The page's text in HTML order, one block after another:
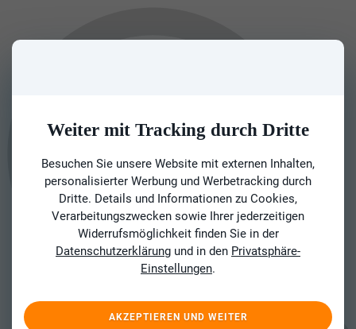
Weiter mit Tracking durch Dritte
Besuchen Sie unsere Website mit externen Inhalten,
personalisierter Werbung und Werbetracking durch
Dritte. Details und Informationen zu Cookies,
Verarbeitungszwecken sowie Ihrer jederzeitigen
Widerrufsmöglichkeit finden Sie in der
Datenschutzerklärung und in den Privatsphäre-
Einstellungen.
AKZEPTIEREN UND WEITER